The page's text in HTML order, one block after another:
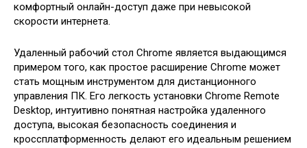
комфортный онлайн-доступ даже при невысокой
скорости интернета.
Удаленный рабочий стол Chrome является выдающимся
примером того, как простое расширение Chrome может
стать мощным инструментом для дистанционного
управления ПК. Его легкость установки Chrome Remote
Desktop, интуитивно понятная настройка удаленного
доступа, высокая безопасность соединения и
кроссплатформенность делают его идеальным решением